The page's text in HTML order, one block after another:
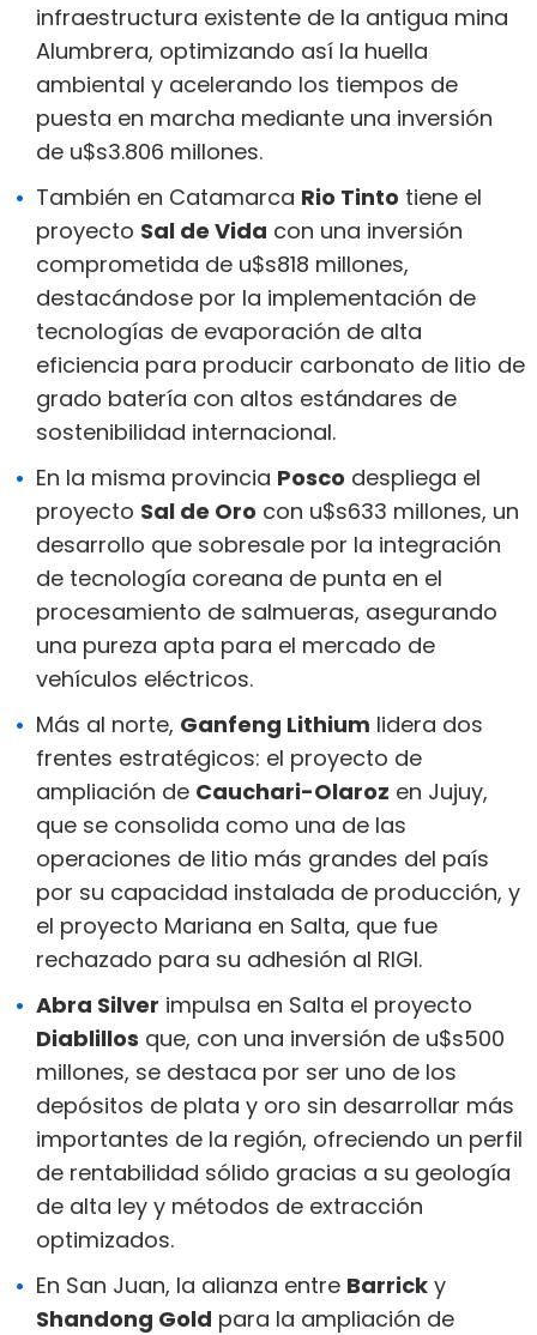
infraestructura existente de la antigua mina
Alumbrera, optimizando así la huella
ambiental y acelerando los tiempos de
puesta en marcha mediante una inversión
de u$s3.806 millones.
También en Catamarca Rio Tinto tiene el
proyecto Sal de Vida con una inversión
comprometida de u$s818 millones,
destacándose por la implementación de
tecnologías de evaporación de alta
eficiencia para producir carbonato de litio de
grado batería con altos estándares de
sostenibilidad internacional.
En la misma provincia Posco despliega el
proyecto Sal de Oro con u$s633 millones, un
desarrollo que sobresale por la integración
de tecnología coreana de punta en el
procesamiento de salmueras, asegurando
una pureza apta para el mercado de
vehículos eléctricos.
Más al norte, Ganfeng Lithium lidera dos
frentes estratégicos: el proyecto de
ampliación de Cauchari-Olaroz en Jujuy,
que se consolida como una de las
operaciones de litio más grandes del país
por su capacidad instalada de producción, y
el proyecto Mariana en Salta, que fue
rechazado para su adhesión al RIGI.
Abra Silver impulsa en Salta el proyecto
Diablillos que, con una inversión de u$s500
millones, se destaca por ser uno de los
depósitos de plata y oro sin desarrollar más
importantes de la región, ofreciendo un perfil
de rentabilidad sólido gracias a su geología
de alta ley y métodos de extracción
optimizados.
En San Juan, la alianza entre Barrick y
Shandong Gold para la ampliación de